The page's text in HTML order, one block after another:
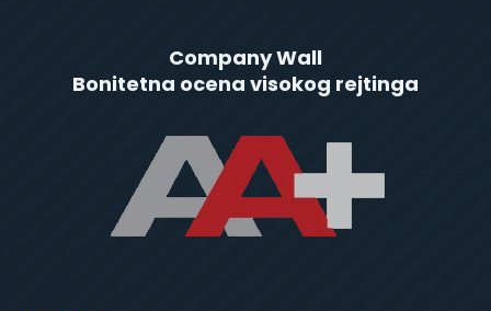
Company Wall
Bonitetna ocena visokog rejtinga